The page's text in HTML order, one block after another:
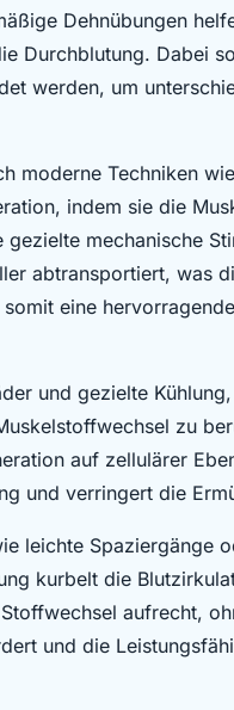
Dehnübungen
Durchblutung. Dabei
werden, um
moderne Techniken
indem sie die
mechanische
abtransportiert, was
eine
und gezielte
zu
auf zellulärer
und verringert die
leichte Spaziergänge
kurbelt die
aufrecht,
und die